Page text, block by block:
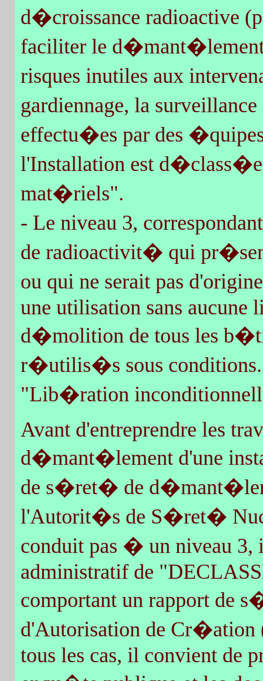
d�croissance radioactive
faciliter le d�mant�lement
risques inutiles aux
gardiennage, la
effectu�es par des
l'Installation est d�class�e
mat�riels".
- Le niveau 3,
de radioactivit� qui
ou qui ne serait pas
une utilisation sans aucune
d�molition de tous les
r�utilis�s sous conditions.
"Lib�ration
Avant d'entreprendre les
d�mant�lement d'une
de s�ret� de
l'Autorit�s de S�ret�
conduit pas � un niveau
administratif de
comportant un rapport de
d'Autorisation de Cr�ation
tous les cas, il convient de